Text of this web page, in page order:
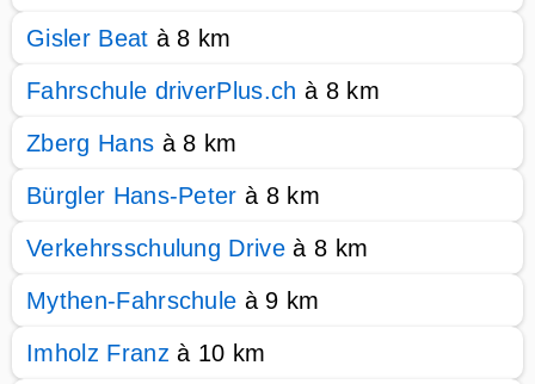
Gisler Beat à 8 km
Fahrschule driverPlus.ch à 8 km
Zberg Hans à 8 km
Bürgler Hans-Peter à 8 km
Verkehrsschulung Drive à 8 km
Mythen-Fahrschule à 9 km
Imholz Franz à 10 km